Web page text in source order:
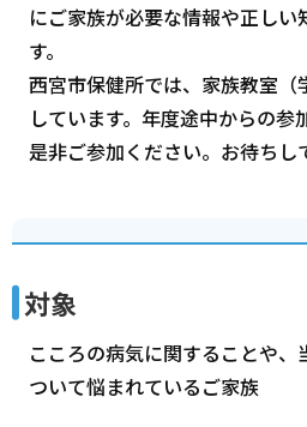
にご家族が必要な情報や正し
す。
西宮市保健所では、家族教室（
しています。年度途中からの参
是非ご参加ください。お待ちし
対象
こころの病気に関することや
ついて悩まれているご家族